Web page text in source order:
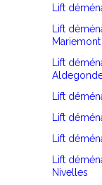
Lift
Lift
Mariemont
Lift
Lift
Lift
Lift
Lift
Nivelles